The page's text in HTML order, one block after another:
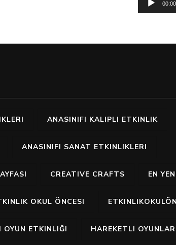
00:00
ANASINIFI KALIPLI ETKINLIK
ANASINIFI SANAT ETKINLIKLERI
CREATIVE CRAFTS EN
OKUL ÖNCESI
OYUN ETKINLIĞI HAREKETLI OYUNLAR